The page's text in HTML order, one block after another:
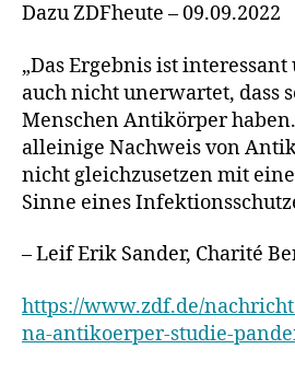
Dazu ZDFheute – 09.09.2022
„Das Ergebnis ist
auch nicht unerwartet, dass
Menschen Antikörper
alleinige Nachweis von
nicht gleichzusetzen mit
Sinne eines
– Leif Erik Sander, Charité
https://www.zdf.de/
na-antikoerper-studie-